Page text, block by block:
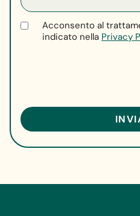
Acconsento al
indicato nella Privacy